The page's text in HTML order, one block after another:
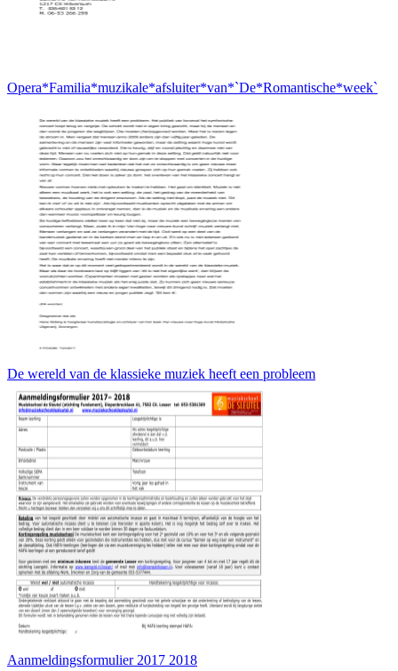
Opera*Familia*muzikale*afsluiter*van*`De*Romantische*week`
De wereld van de klassieke muziek heeft een probleem
Aanmeldingsformulier 2017 2018